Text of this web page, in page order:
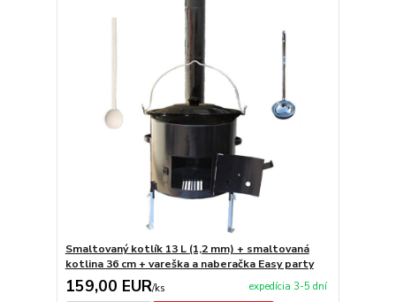
Smaltovaný kotlík 13 L (1,2 mm) + smaltovaná
kotlina 36 cm + vareška a naberačka Easy party
159,00 EUR/ks expedícia 3-5 dní